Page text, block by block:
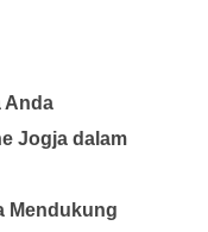
Anda
Jogja dalam
Mendukung